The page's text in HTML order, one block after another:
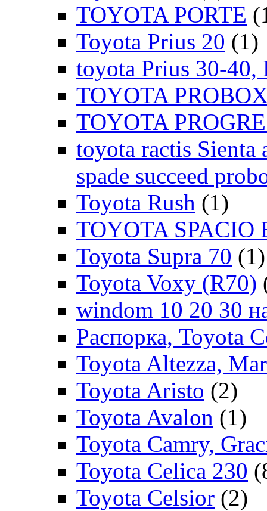
TOYOTA PORTE
Toyota Prius 20 (1)
toyota Prius 30-40,
TOYOTA
TOYOTA
toyota ractis Sienta
spade succeed
Toyota Rush (1)
TOYOTA SPACIO
Toyota Supra 70 (1)
Toyota Voxy (R70)
windom 10 20 30
Распорка, Toyota
Toyota Altezza,
Toyota Aristo (2)
Toyota Avalon (1)
Toyota Camry,
Toyota Celica 230
Toyota Celsior (2)